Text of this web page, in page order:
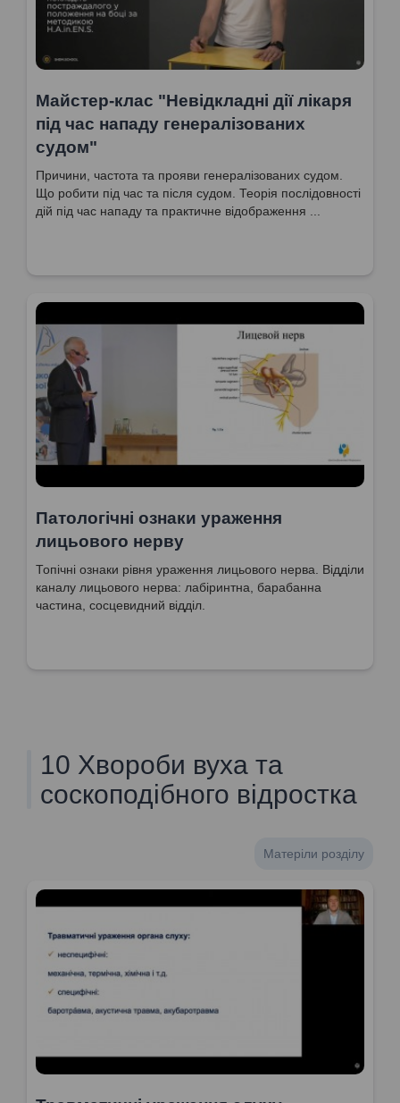
Майстер-клас "Невідкладні дії лікаря
під час нападу генералізованих
судом"
Причини, частота та прояви генералізованих судом.
Що робити під час та після судом. Теорія послідовності
дій під час нападу та практичне відображення ...
Патологічні ознаки ураження
лицьового нерву
Топічні ознаки рівня ураження лицьового нерва. Відділи
каналу лицьового нерва: лабіринтна, барабанна
частина, сосцевидний відділ.
10 Хвороби вуха та
соскоподібного відростка
Матеріли розділу